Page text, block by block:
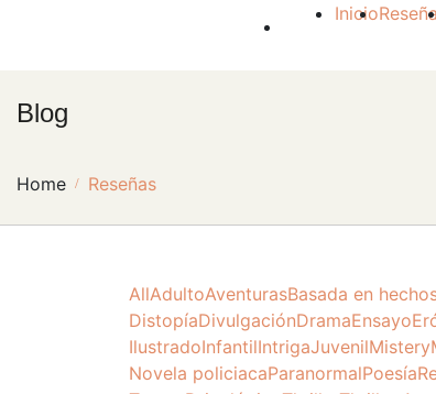
Inicio
Blog
Home Reseñas
AllAdultoAventurasBasada en
DistopíaDivulgaciónDramaEnsayo
IlustradoInfantilIntrigaJuvenilMistery
Novela policiacaParanormalPoesía